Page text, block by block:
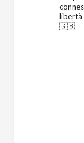
libertà
🇬🇧